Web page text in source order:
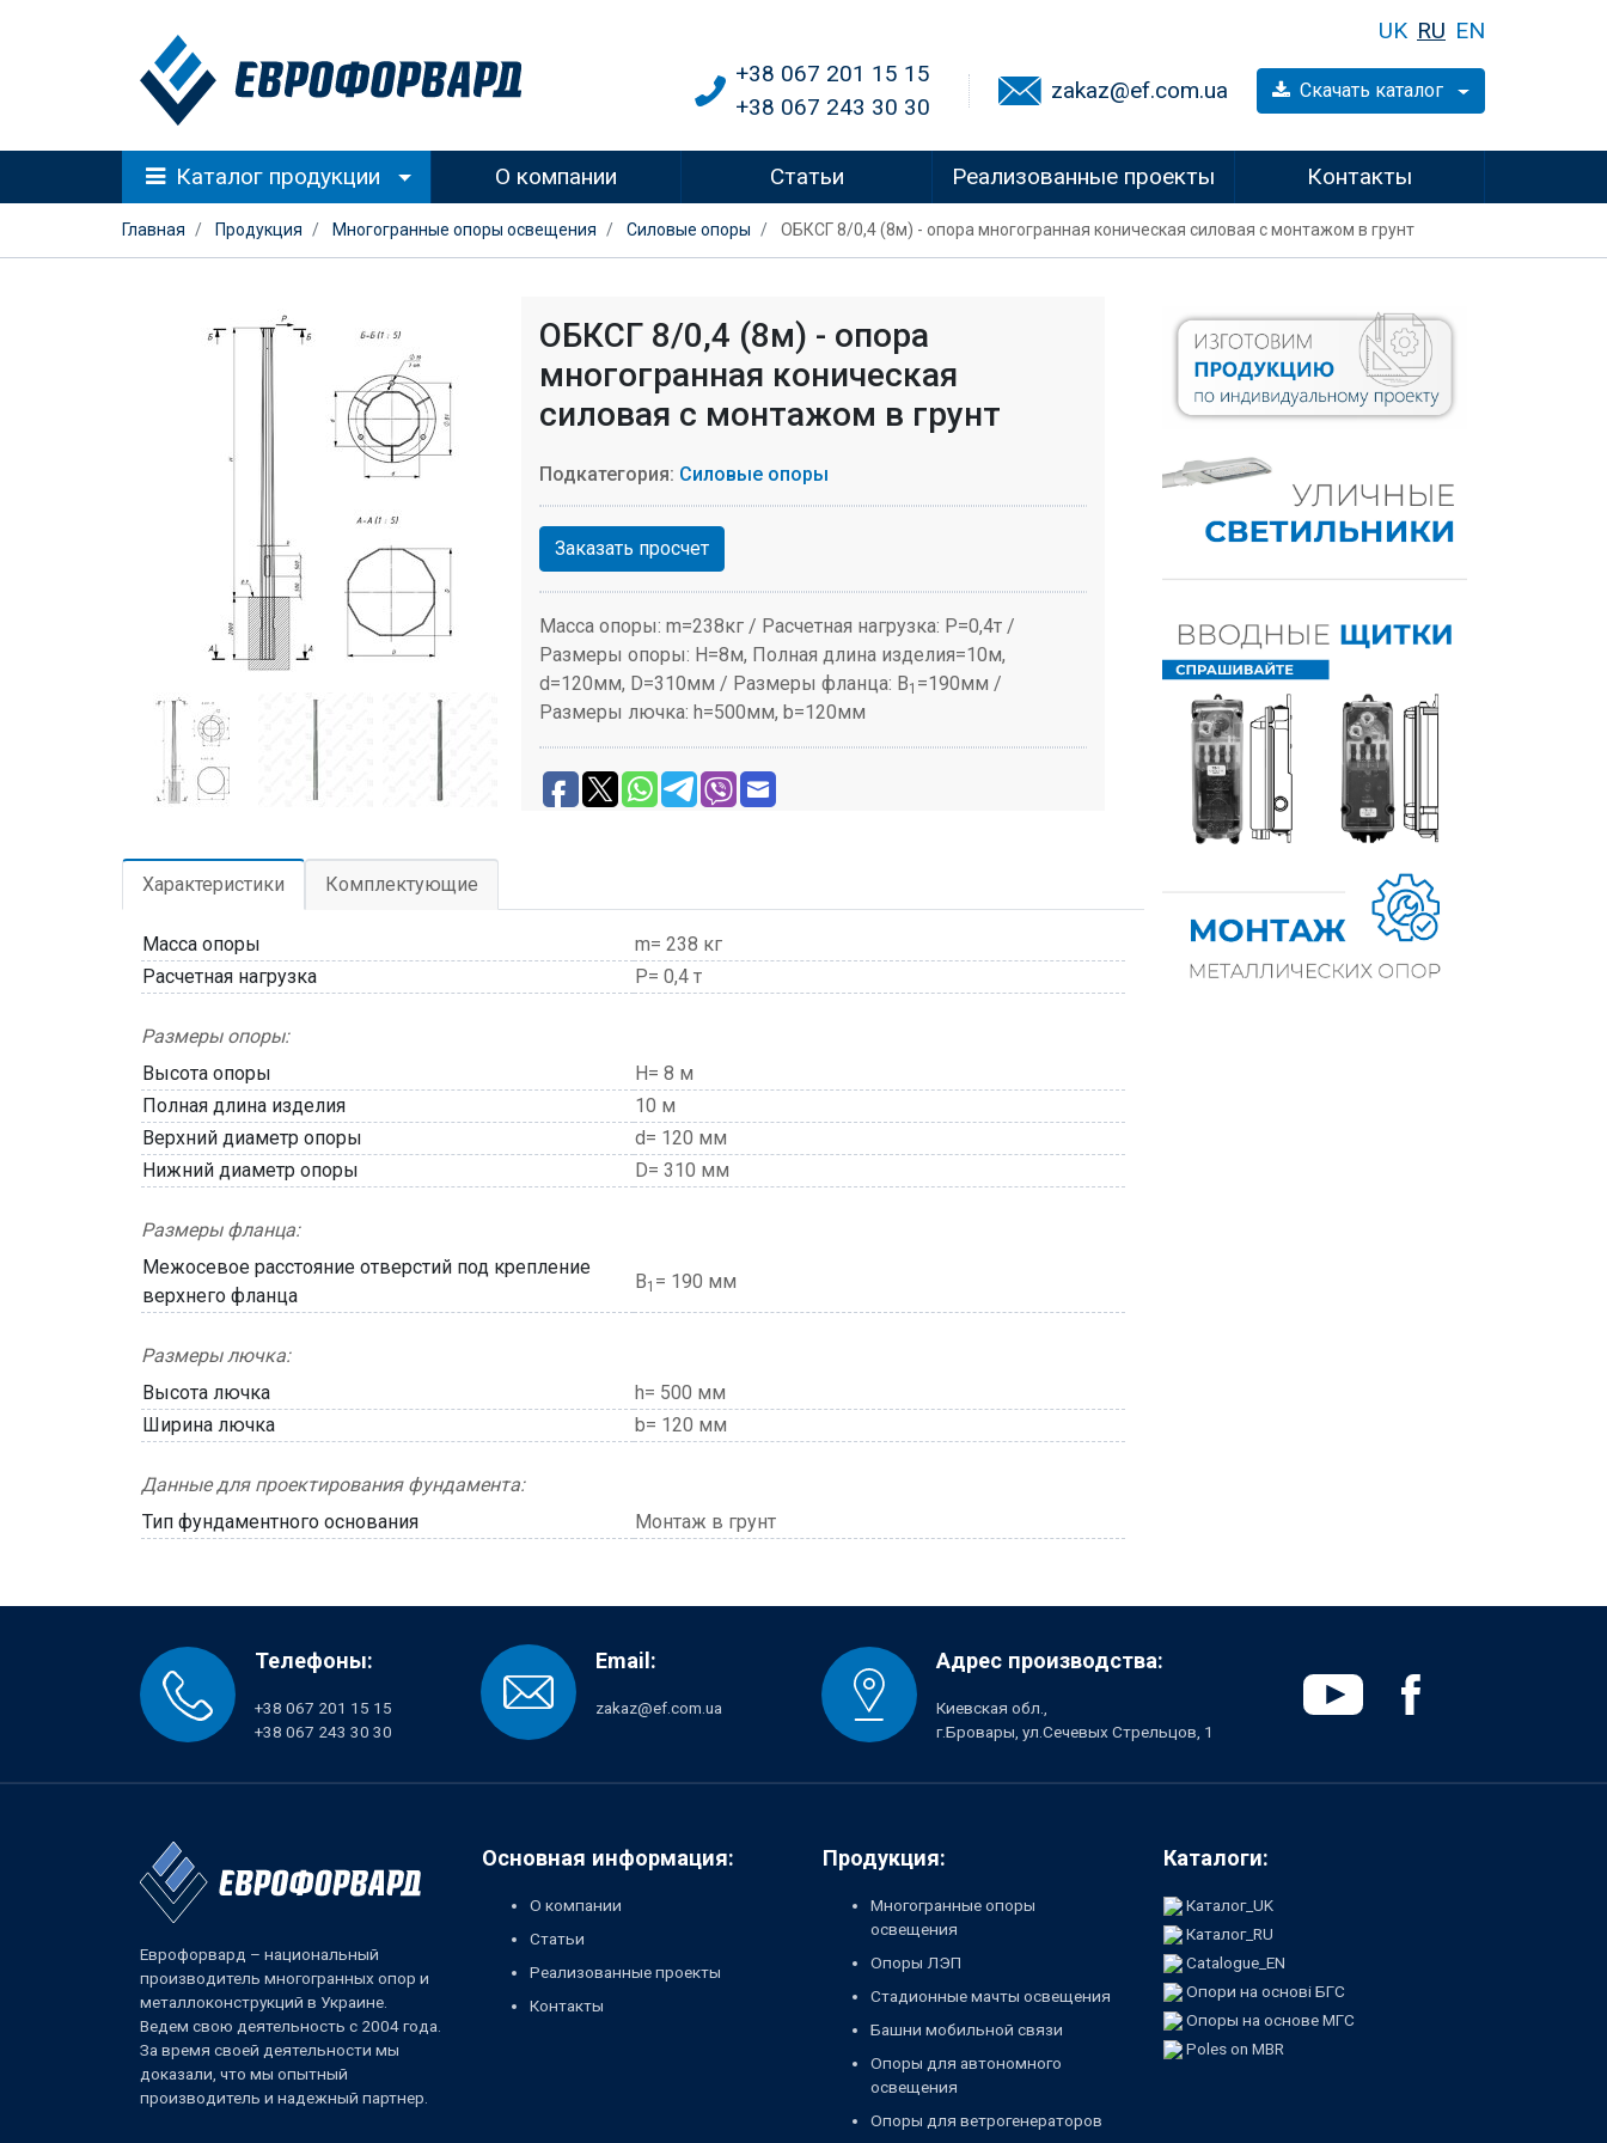
UK RU EN
+38 067 201 15 15
+38 067 243 30 30
zakaz@ef.com.ua Скачать каталог
Каталог продукции О компании Статьи Реализованные проекты Контакты
Главная Продукция Многогранные опоры освещения Силовые опоры ОБКСГ 8/0,4 (8м) - опора многогранная коническая силовая с монтажом в грунт
ОБКСГ 8/0,4 (8м) - опора
многогранная коническая
силовая с монтажом в грунт
Подкатегория: Силовые опоры
Заказать просчет
Масса опоры: m=238кг / Расчетная нагрузка: P=0,4т /
Размеры опоры: H=8м, Полная длина изделия=10м,
d=120мм, D=310мм / Размеры фланца: B1 =190мм /
Размеры лючка: h=500мм, b=120мм
Характеристики Комплектующие
Масса опоры
m= 238 кг
Расчетная нагрузка
P= 0,4 т
Размеры опоры:
Высота опоры
H= 8 м
Полная длина изделия
10 м
Верхний диаметр опоры
d= 120 мм
Нижний диаметр опоры
D= 310 мм
Размеры фланца:
Межосевое расстояние отверстий под крепление
верхнего фланца
В1 = 190 мм
Размеры лючка:
Высота лючка
h= 500 мм
Ширина лючка
b= 120 мм
Данные для проектирования фундамента:
Тип фундаментного основания
Монтаж в грунт
Телефоны:
+38 067 201 15 15
+38 067 243 30 30
Email:
zakaz@ef.com.ua
Адрес производства:
Киевская обл.,
г.Бровары, ул.Сечевых Стрельцов, 1
Еврофорвард – национальный
производитель многогранных опор и
металлоконструкций в Украине.
Ведем свою деятельность с 2004 года.
За время своей деятельности мы
доказали, что мы опытный
производитель и надежный партнер.
Основная информация:
О компании
Статьи
Реализованные проекты
Контакты
Продукция:
Многогранные опоры
освещения
Опоры ЛЭП
Стадионные мачты освещения
Башни мобильной связи
Опоры для автономного
освещения
Опоры для ветрогенераторов
Каталоги:
Каталог_UK
Каталог_RU
Catalogue_EN
Опори на основі БГС
Опоры на основе МГС
Poles on MBR